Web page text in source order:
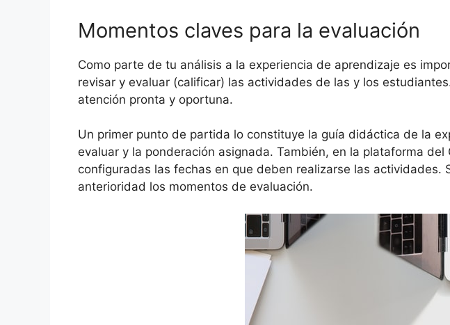
Momentos claves para la evaluación
Como parte de tu análisis a la experiencia de aprendizaje es
revisar y evaluar (calificar) las actividades de las y los
atención pronta y oportuna.
Un primer punto de partida lo constituye la guía didáctica de la
evaluar y la ponderación asignada. También, en la plataforma
configuradas las fechas en que deben realizarse las
anterioridad los momentos de evaluación.